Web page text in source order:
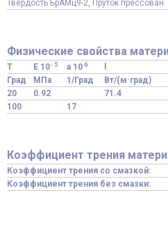
Твердость БрАМц9-2, Пруток
Физические свойства
T E 10- 5 a 10 6
Град МПа 1/Град Вт/(м·град)
20
0.92 71.4
100
17
Коэффициент трения
Коэффициент трения со смазкой:
Коэффициент трения без смазки: